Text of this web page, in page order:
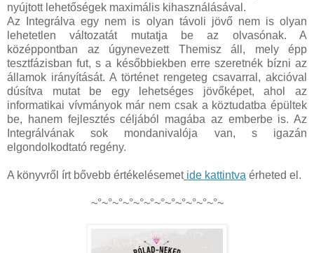
nyújtott lehetőségek maximális kihasználásával.
Az Integrálva egy nem is olyan távoli jövő nem is olyan
lehetetlen változatát mutatja be az olvasónak. A
középpontban az úgynevezett Themisz áll, mely épp
tesztfázisban fut, s a későbbiekben erre szeretnék bízni az
államok irányítását. A történet rengeteg csavarral, akcióval
dúsítva mutat be egy lehetséges jövőképet, ahol az
informatikai vívmányok már nem csak a köztudatba épültek
be, hanem fejlesztés céljából magába az emberbe is. Az
Integrálvának sok mondanivalója van, s igazán
elgondolkodtató regény.
A könyvről írt bővebb értékelésemet ide kattintva érheted el.
~°~°~°~°~°~°~°~°~°~°~°~°~